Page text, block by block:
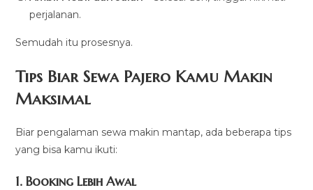
perjalanan.
Semudah itu prosesnya.
Tips Biar Sewa Pajero Kamu Makin
Maksimal
Biar pengalaman sewa makin mantap, ada beberapa tips
yang bisa kamu ikuti:
1. Booking Lebih Awal